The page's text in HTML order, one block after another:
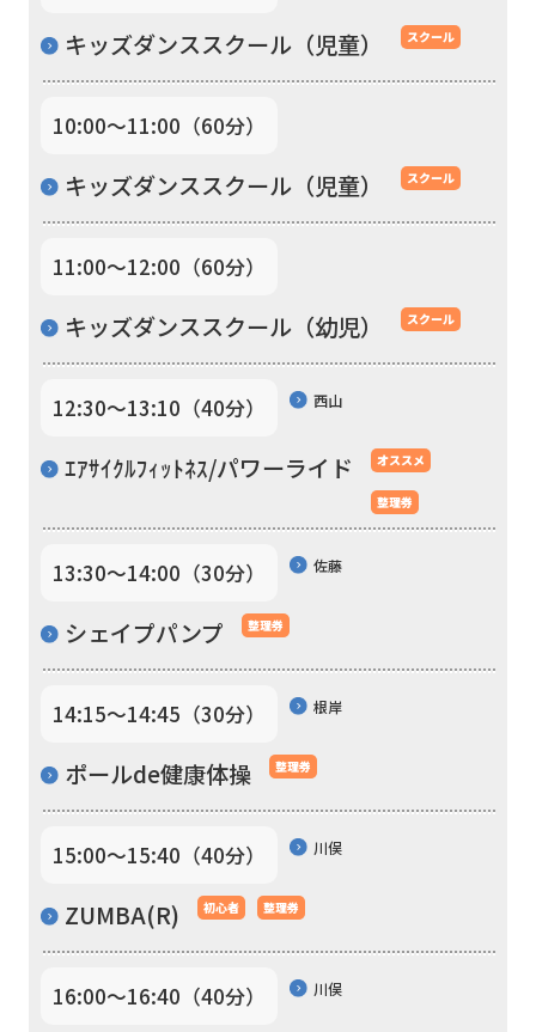
キッズダンススクール（児童） スクール
10:00〜11:00（60分）
キッズダンススクール（児童） スクール
11:00〜12:00（60分）
キッズダンススクール（幼児） スクール
12:30〜13:10（40分） 西山
ｴｱｻｲｸﾙﾌｨｯﾄﾈｽ/パワーライド オススメ
整理券
13:30〜14:00（30分） 佐藤
シェイプパンプ 整理券
14:15〜14:45（30分） 根岸
ポールde健康体操 整理券
15:00〜15:40（40分） 川俣
ZUMBA(R) 初心者 整理券
16:00〜16:40（40分） 川俣
website
is
into
English.
link
below
(start
automatic
translation)
to
return
the
top
page.
However,
you
an
automatic
translation